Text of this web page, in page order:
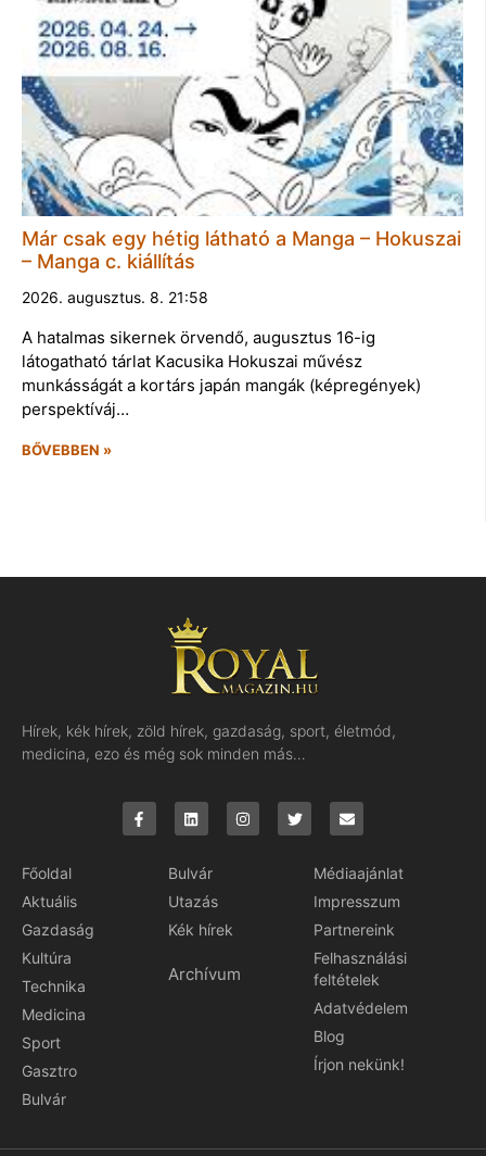
Már csak egy hétig látható a Manga – Hokuszai
– Manga c. kiállítás
2026. augusztus. 8. 21:58
A hatalmas sikernek örvendő, augusztus 16-ig
látogatható tárlat Kacusika Hokuszai művész
munkásságát a kortárs japán mangák (képregények)
perspektíváj…
BŐVEBBEN »
Hírek, kék hírek, zöld hírek, gazdaság, sport, életmód,
medicina, ezo és még sok minden más…
Főoldal
Aktuális
Gazdaság
Kultúra
Technika
Medicina
Sport
Gasztro
Bulvár
Bulvár
Utazás
Kék hírek
Archívum
Médiaajánlat
Impresszum
Partnereink
Felhasználási
feltételek
Adatvédelem
Blog
Írjon nekünk!